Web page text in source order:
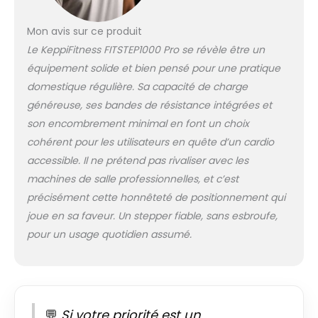
une excellente
adhérence et
empêche les
rayures sur le sol.
Taille optimale avec
largeur intérieure
plus large –
Mesurant 45 x 41 x
24 cm (L x l x H) et
une largeur
intérieure de 8,9 cm,
ce stepper
d'exercice est
Mon avis sur ce produit
Le KeppiFitness FITSTEP1000 Pro se révèle être un
équipement solide et bien pensé pour une pratique
domestique régulière. Sa capacité de charge
généreuse, ses bandes de résistance intégrées et
son encombrement minimal en font un choix
cohérent pour les utilisateurs en quête d’un cardio
accessible. Il ne prétend pas rivaliser avec les
machines de salle professionnelles, et c’est
précisément cette honnêteté de positionnement qui
joue en sa faveur. Un stepper fiable, sans esbroufe,
pour un usage quotidien assumé.